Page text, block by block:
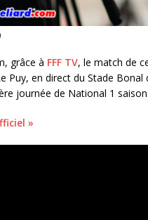
grâce à FFF TV, le match de
Puy, en direct du Stade Bonal
journée de National 1
»